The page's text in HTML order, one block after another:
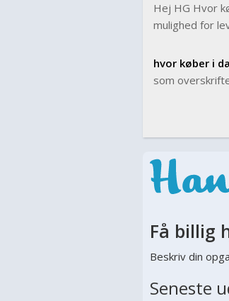
Hej HG Hvor
mulighed for
hvor køber i
som
Få billig
Beskriv din
Seneste